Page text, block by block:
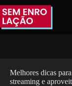
Pular
para
conteúdo
Melhores dicas
streaming e